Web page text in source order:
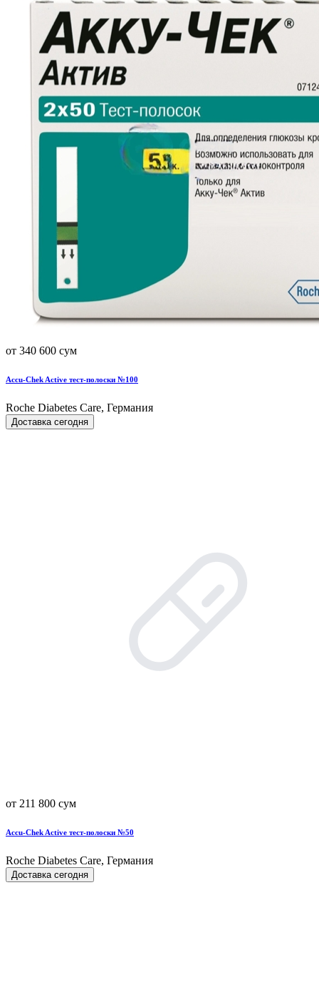
от 340 600 сум
Accu-Chek Active тест-полоски №100
Roche Diabetes Care, Германия
Доставка сегодня
от 211 800 сум
Accu-Chek Active тест-полоски №50
Roche Diabetes Care, Германия
Доставка сегодня